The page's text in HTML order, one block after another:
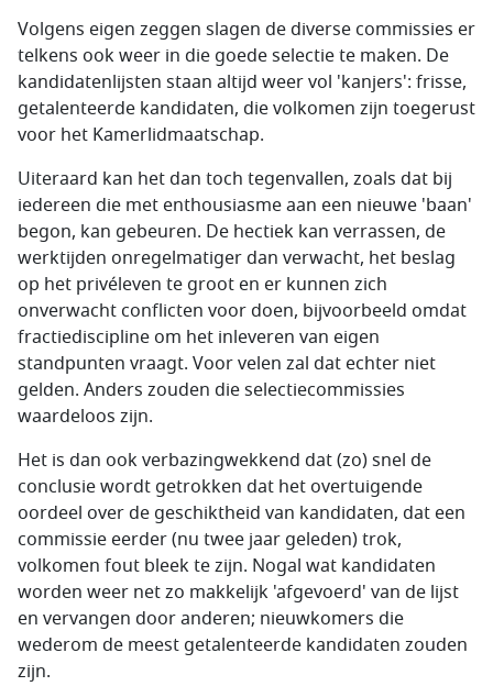
Volgens eigen zeggen slagen de diverse commissies er
telkens ook weer in die goede selectie te maken. De
kandidatenlijsten staan altijd weer vol 'kanjers': frisse,
getalenteerde kandidaten, die volkomen zijn toegerust
voor het Kamerlidmaatschap.
Uiteraard kan het dan toch tegenvallen, zoals dat bij
iedereen die met enthousiasme aan een nieuwe 'baan'
begon, kan gebeuren. De hectiek kan verrassen, de
werktijden onregelmatiger dan verwacht, het beslag
op het privéleven te groot en er kunnen zich
onverwacht conflicten voor doen, bijvoorbeeld omdat
fractiediscipline om het inleveren van eigen
standpunten vraagt. Voor velen zal dat echter niet
gelden. Anders zouden die selectiecommissies
waardeloos zijn.
Het is dan ook verbazingwekkend dat (zo) snel de
conclusie wordt getrokken dat het overtuigende
oordeel over de geschiktheid van kandidaten, dat een
commissie eerder (nu twee jaar geleden) trok,
volkomen fout bleek te zijn. Nogal wat kandidaten
worden weer net zo makkelijk 'afgevoerd' van de lijst
en vervangen door anderen; nieuwkomers die
wederom de meest getalenteerde kandidaten zouden
zijn.